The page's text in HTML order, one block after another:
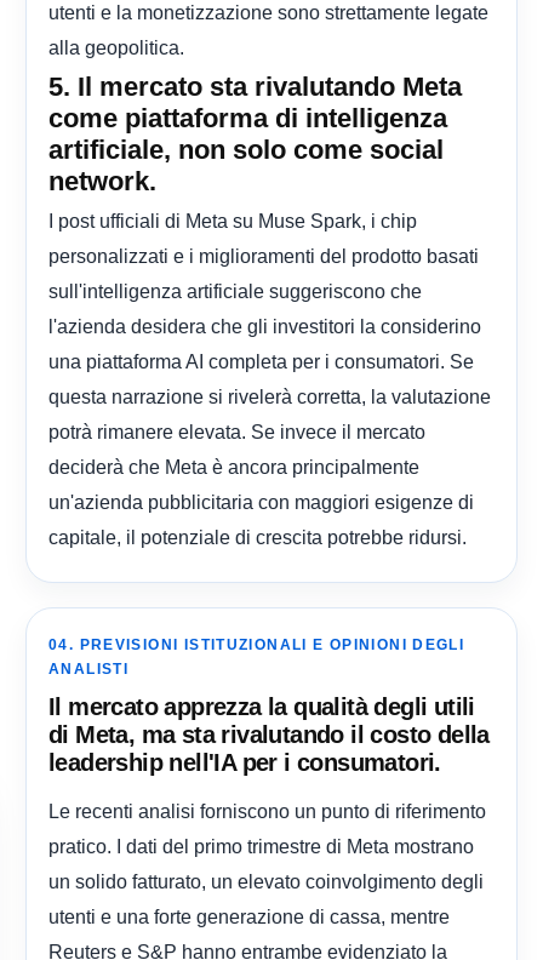
utenti e la monetizzazione sono strettamente legate
alla geopolitica.
5. Il mercato sta rivalutando Meta
come piattaforma di intelligenza
artificiale, non solo come social
network.
I post ufficiali di Meta su Muse Spark, i chip
personalizzati e i miglioramenti del prodotto basati
sull'intelligenza artificiale suggeriscono che
l'azienda desidera che gli investitori la considerino
una piattaforma AI completa per i consumatori. Se
questa narrazione si rivelerà corretta, la valutazione
potrà rimanere elevata. Se invece il mercato
deciderà che Meta è ancora principalmente
un'azienda pubblicitaria con maggiori esigenze di
capitale, il potenziale di crescita potrebbe ridursi.
04. PREVISIONI ISTITUZIONALI E OPINIONI DEGLI
ANALISTI
Il mercato apprezza la qualità degli utili
di Meta, ma sta rivalutando il costo della
leadership nell'IA per i consumatori.
Le recenti analisi forniscono un punto di riferimento
pratico. I dati del primo trimestre di Meta mostrano
un solido fatturato, un elevato coinvolgimento degli
utenti e una forte generazione di cassa, mentre
Reuters e S&P hanno entrambe evidenziato la